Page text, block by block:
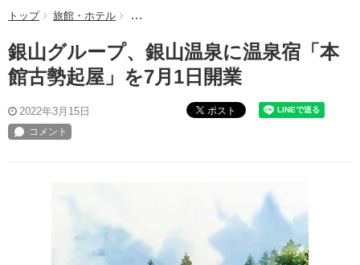
トップ 旅館・ホテル 銀山グループ、銀山温泉に温泉宿「本館古勢起
銀山グループ、銀山温泉に温泉宿「本
館古勢起屋」を7月1日開業
2022年3月15日 ポスト